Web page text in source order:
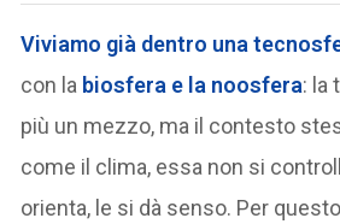
Viviamo già dentro una
con la biosfera e la noosfera: la
più un mezzo, ma il contesto
come il clima, essa non si
orienta, le si dà senso. Per